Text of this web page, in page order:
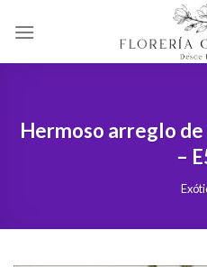
Hermoso arreglo
–